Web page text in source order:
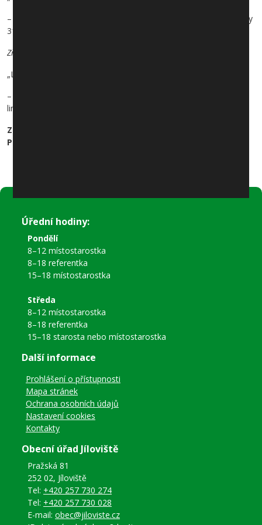
– směr „Praha, Smíchovské nádraží“: do pravidelné zastávky linky
318 na vedlejší silnici
Zřizuje se:
„Líšnice“, „Klínec, U Hřiště“, „Jíloviště, Rozcestí Trnová“
– směr „Praha, Smíchovské nádraží“: v pravidelných zastávek
linky 318
Změna se týká všech uvedených linek pouze ve směru
Praha, Smíchovské nádraží
Úřední hodiny:
Pondělí
8–12 místostarostka
8–18 referentka
15–18 místostarostka
Středa
8–12 místostarostka
8–18 referentka
15–18 starosta nebo místostarostka
Další informace
Prohlášení o přístupnosti
Mapa stránek
Ochrana osobních údajů
Nastavení cookies
Kontakty
Obecní úřad Jíloviště
Pražská 81
252 02, Jíloviště
Tel: +420 257 730 274
Tel: +420 257 730 028
E-mail: obec@jiloviste.cz